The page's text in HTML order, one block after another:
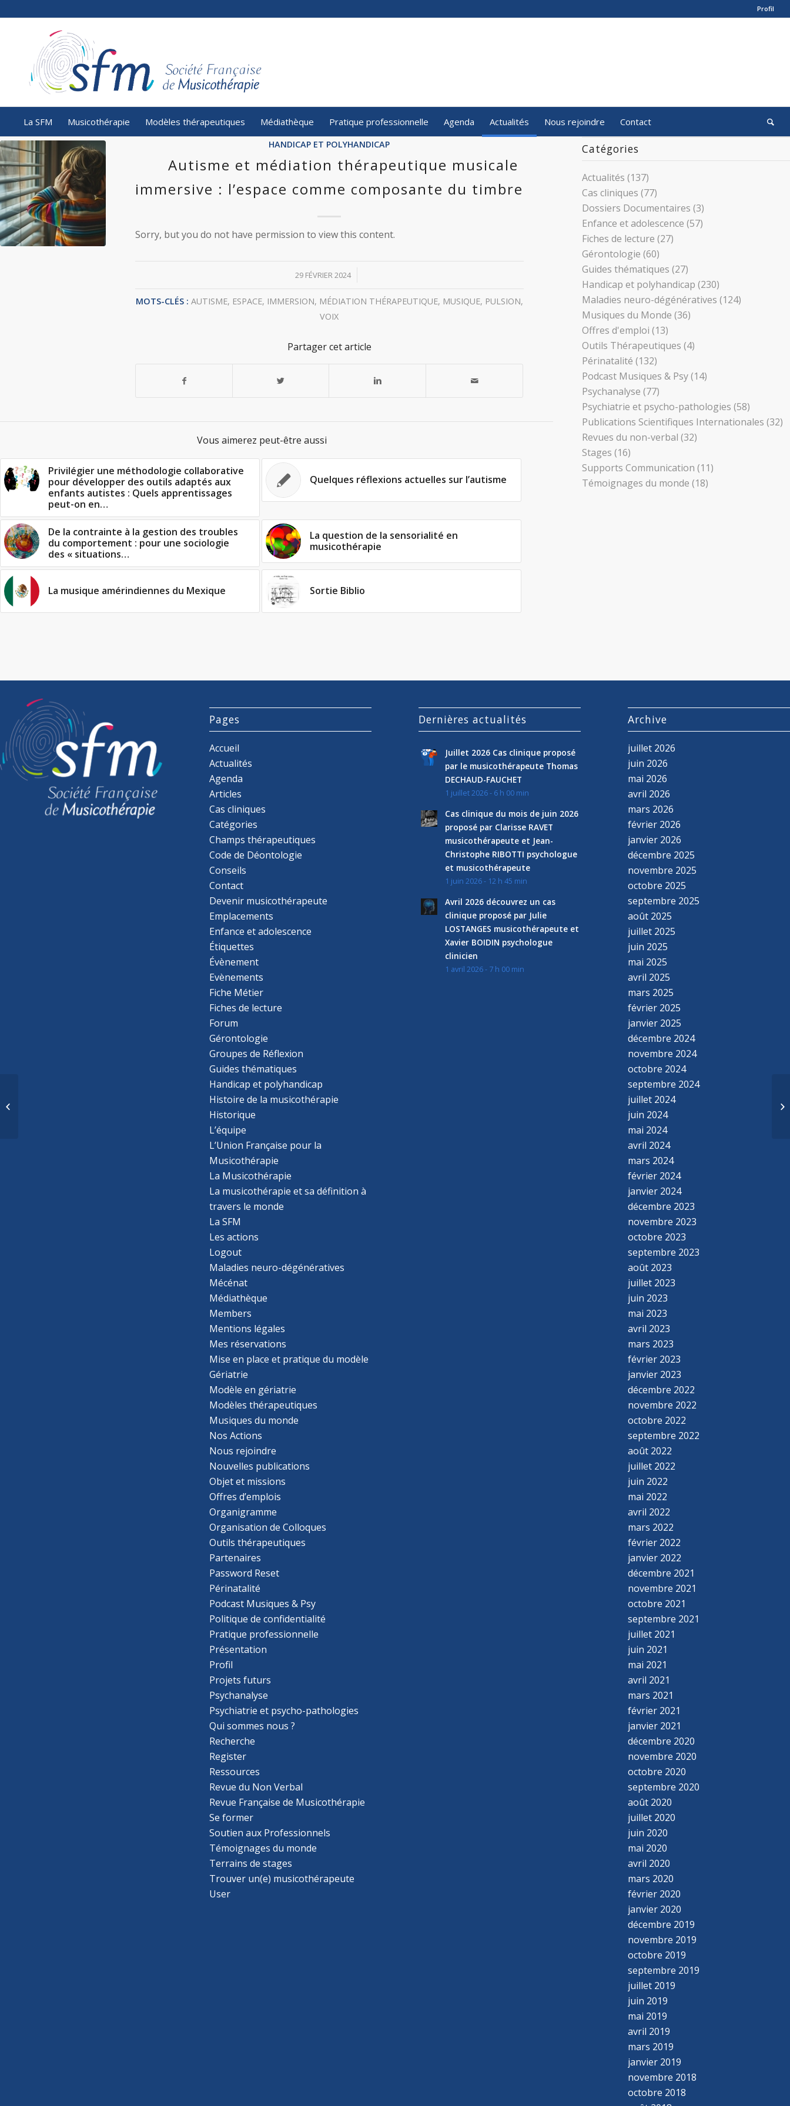
Profil
La SFM Musicothérapie Modèles thérapeutiques Médiathèque Pratique professionnelle Agenda Actualités Nous rejoindre Contact
HANDICAP ET POLYHANDICAP
Autisme et médiation thérapeutique musicale
immersive : l’espace comme composante du timbre
Sorry, but you do not have permission to view this content.
29 FÉVRIER 2024
/
MOTS-CLÉS : AUTISME, ESPACE, IMMERSION, MÉDIATION THÉRAPEUTIQUE, MUSIQUE, PULSION,
VOIX
Partager cet article
Vous aimerez peut-être aussi
Privilégier une méthodologie collaborative
pour développer des outils adaptés aux
enfants autistes : Quels apprentissages
peut-on en…
Quelques réflexions actuelles sur l’autisme
De la contrainte à la gestion des troubles
du comportement : pour une sociologie
des « situations…
La question de la sensorialité en
musicothérapie
La musique amérindiennes du Mexique Sortie Biblio
Catégories
Actualités (137)
Cas cliniques (77)
Dossiers Documentaires (3)
Enfance et adolescence (57)
Fiches de lecture (27)
Gérontologie (60)
Guides thématiques (27)
Handicap et polyhandicap (230)
Maladies neuro-dégénératives (124)
Musiques du Monde (36)
Offres d'emploi (13)
Outils Thérapeutiques (4)
Périnatalité (132)
Podcast Musiques & Psy(14)
Psychanalyse (77)
Psychiatrie et psycho-pathologies (58)
Publications Scientifiques Internationales (32)
Revues du non-verbal (32)
Stages (16)
Supports Communication (11)
Témoignages du monde (18)
Pages
Accueil
Actualités
Agenda
Articles
Cas cliniques
Catégories
Champs thérapeutiques
Code de Déontologie
Conseils
Contact
Devenir musicothérapeute
Emplacements
Enfance et adolescence
Étiquettes
Évènement
Evènements
Fiche Métier
Fiches de lecture
Forum
Gérontologie
Groupes de Réflexion
Guides thématiques
Handicap et polyhandicap
Histoire de la musicothérapie
Historique
L’équipe
L’Union Française pour la
Musicothérapie
La Musicothérapie
La musicothérapie et sa définition à
travers le monde
La SFM
Les actions
Logout
Maladies neuro-dégénératives
Mécénat
Médiathèque
Members
Mentions légales
Mes réservations
Mise en place et pratique du modèle
Gériatrie
Modèle en gériatrie
Modèles thérapeutiques
Musiques du monde
Nos Actions
Nous rejoindre
Nouvelles publications
Objet et missions
Offres d’emplois
Organigramme
Organisation de Colloques
Outils thérapeutiques
Partenaires
Password Reset
Périnatalité
Podcast Musiques & Psy
Politique de confidentialité
Pratique professionnelle
Présentation
Profil
Projets futurs
Psychanalyse
Psychiatrie et psycho-pathologies
Qui sommes nous ?
Recherche
Register
Ressources
Revue du Non Verbal
Revue Française de Musicothérapie
Se former
Soutien aux Professionnels
Témoignages du monde
Terrains de stages
Trouver un(e) musicothérapeute
User
Dernières actualités
Juillet 2026 Cas clinique proposé
par le musicothérapeute Thomas
DECHAUD-FAUCHET
1 juillet 2026 - 6 h 00 min
Cas clinique du mois de juin 2026
proposé par Clarisse RAVET
musicothérapeute et Jean-
Christophe RIBOTTI psychologue
et musicothérapeute
1 juin 2026 - 12 h 45 min
Avril 2026 découvrez un cas
clinique proposé par Julie
LOSTANGES musicothérapeute et
Xavier BOIDIN psychologue
clinicien
1 avril 2026 - 7 h 00 min
Archive
juillet 2026
juin 2026
mai 2026
avril 2026
mars 2026
février 2026
janvier 2026
décembre 2025
novembre 2025
octobre 2025
septembre 2025
août 2025
juillet 2025
juin 2025
mai 2025
avril 2025
mars 2025
février 2025
janvier 2025
décembre 2024
novembre 2024
octobre 2024
septembre 2024
juillet 2024
juin 2024
mai 2024
avril 2024
mars 2024
février 2024
janvier 2024
décembre 2023
novembre 2023
octobre 2023
septembre 2023
août 2023
juillet 2023
juin 2023
mai 2023
avril 2023
mars 2023
février 2023
janvier 2023
décembre 2022
novembre 2022
octobre 2022
septembre 2022
août 2022
juillet 2022
juin 2022
mai 2022
avril 2022
mars 2022
février 2022
janvier 2022
décembre 2021
novembre 2021
octobre 2021
septembre 2021
juillet 2021
juin 2021
mai 2021
avril 2021
mars 2021
février 2021
janvier 2021
décembre 2020
novembre 2020
octobre 2020
septembre 2020
août 2020
juillet 2020
juin 2020
mai 2020
avril 2020
mars 2020
février 2020
janvier 2020
décembre 2019
novembre 2019
octobre 2019
septembre 2019
juillet 2019
juin 2019
mai 2019
avril 2019
mars 2019
janvier 2019
novembre 2018
octobre 2018